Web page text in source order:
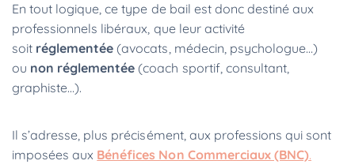
En tout logique, ce type de bail est donc destiné aux
professionnels libéraux, que leur activité
soit réglementée (avocats, médecin, psychologue…)
ou non réglementée (coach sportif, consultant,
graphiste…).
Il s’adresse, plus précisément, aux professions qui sont
imposées aux Bénéfices Non Commerciaux (BNC).